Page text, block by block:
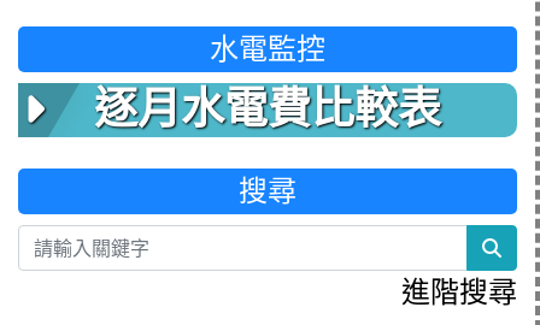
水電監控
逐月水電費比較表
搜尋
進階搜尋